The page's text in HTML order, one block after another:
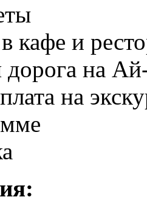
кафе и
дорога на
на